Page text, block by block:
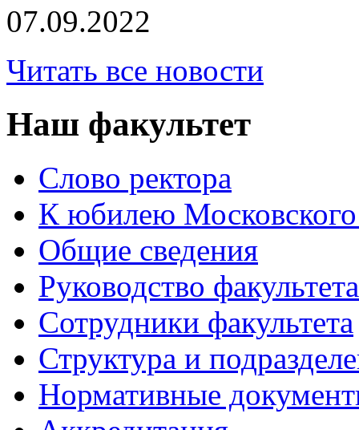
07.09.2022
Читать все новости
Наш факультет
Слово ректора
К юбилею Московского
Общие сведения
Руководство факультета
Сотрудники факультета
Структура и
Нормативные